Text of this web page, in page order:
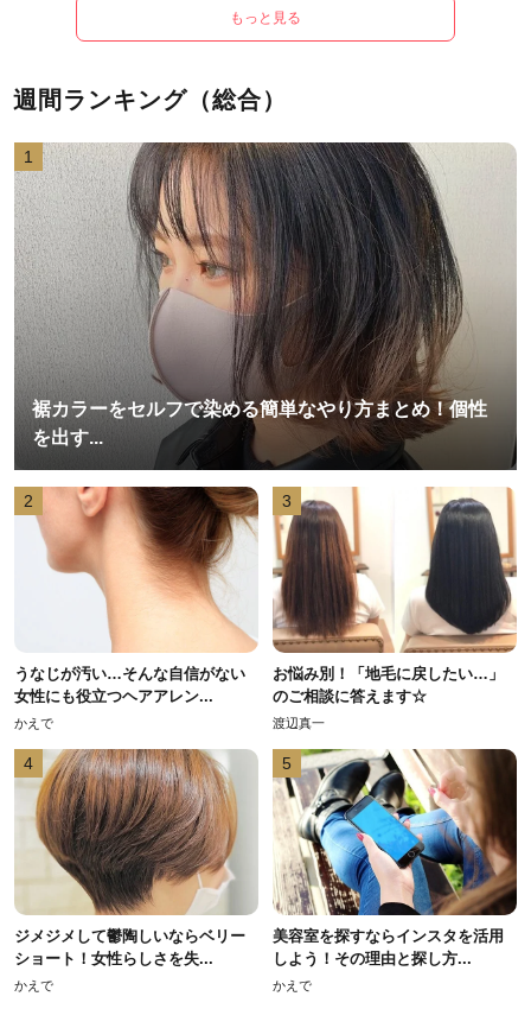
もっと見る
週間ランキング（総合）
1
裾カラーをセルフで染める簡単なやり方まとめ！個性
を出す...
2
うなじが汚い…そんな自信がない
女性にも役立つヘアアレン...
かえで
3
お悩み別！「地毛に戻したい…」
のご相談に答えます☆
渡辺真一
4
ジメジメして鬱陶しいならベリー
ショート！女性らしさを失...
かえで
5
美容室を探すならインスタを活用
しよう！その理由と探し方...
かえで